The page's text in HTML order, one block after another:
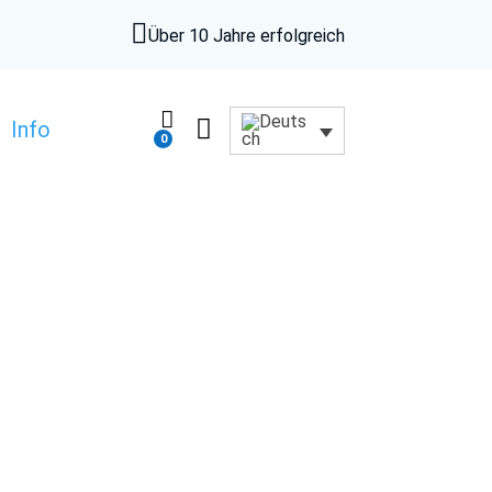
Über 10 Jahre erfolgreich
Info 
0 